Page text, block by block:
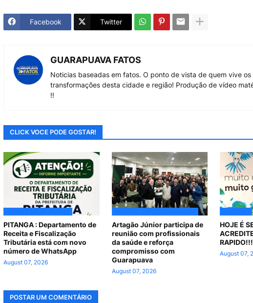
Facebook Twitter
GUARAPUAVA FATOS
Noticias baseadas em fatos. O ponto de vista de quem vive
transformações desta cidade e região! Produção de vídeo
!!
CLICK VOCE PODE GOSTAR!
PITANGA : Departamento de
Receita e Fiscalização
Tributária está com novo
número de WhatsApp
August 07, 2026
Artagão Júnior participa de
reunião com profissionais
da saúde e reforça
compromisso com
Guarapuava
August 07, 2026
HOJE É
RAPIDO!!!
August 07,
POSTAR UM COMENTÁRIO